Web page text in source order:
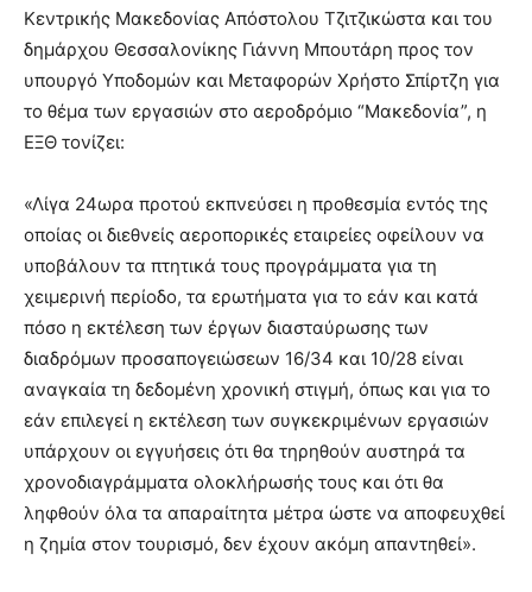
Κεντρικής Μακεδονίας Απόστολου Τζιτζικώστα και του
δημάρχου Θεσσαλονίκης Γιάννη Μπουτάρη προς τον
υπουργό Υποδομών και Μεταφορών Χρήστο Σπίρτζη για
το θέμα των εργασιών στο αεροδρόμιο “Μακεδονία”, η
ΕΞΘ τονίζει:
«Λίγα 24ωρα προτού εκπνεύσει η προθεσμία εντός της
οποίας οι διεθνείς αεροπορικές εταιρείες οφείλουν να
υποβάλουν τα πτητικά τους προγράμματα για τη
χειμερινή περίοδο, τα ερωτήματα για το εάν και κατά
πόσο η εκτέλεση των έργων διασταύρωσης των
διαδρόμων προσαπογειώσεων 16/34 και 10/28 είναι
αναγκαία τη δεδομένη χρονική στιγμή, όπως και για το
εάν επιλεγεί η εκτέλεση των συγκεκριμένων εργασιών
υπάρχουν οι εγγυήσεις ότι θα τηρηθούν αυστηρά τα
χρονοδιαγράμματα ολοκλήρωσής τους και ότι θα
ληφθούν όλα τα απαραίτητα μέτρα ώστε να αποφευχθεί
η ζημία στον τουρισμό, δεν έχουν ακόμη απαντηθεί».